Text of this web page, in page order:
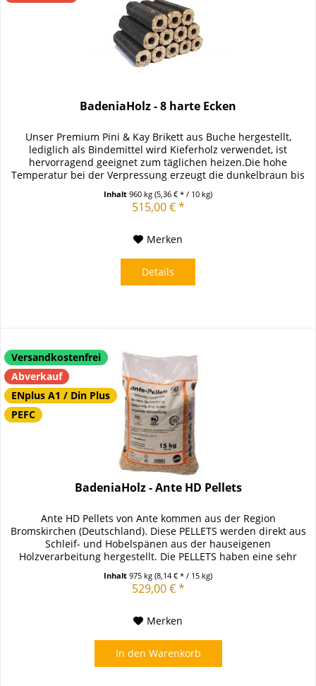
BadeniaHolz - 8 harte Ecken
Unser Premium Pini & Kay Brikett aus Buche hergestellt,
lediglich als Bindemittel wird Kieferholz verwendet, ist
hervorragend geeignet zum täglichen heizen.Die hohe
Temperatur bei der Verpressung erzeugt die dunkelbraun bis
Inhalt960 kg(5,36 € * / 10 kg)
515,00 € *
Merken
Details
Versandkostenfrei
Abverkauf
ENplus A1 / Din Plus
PEFC
BadeniaHolz - Ante HD Pellets
Ante HD Pellets von Ante kommen aus der Region
Bromskirchen (Deutschland). Diese PELLETS werden direkt aus
Schleif- und Hobelspänen aus der hauseigenen
Holzverarbeitung hergestellt. Die PELLETS haben eine sehr
Inhalt975 kg(8,14 € * / 15 kg)
529,00 € *
Merken
In den Warenkorb